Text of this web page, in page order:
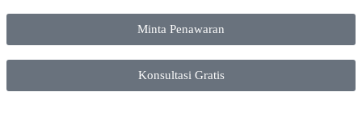
Minta Penawaran
Konsultasi Gratis